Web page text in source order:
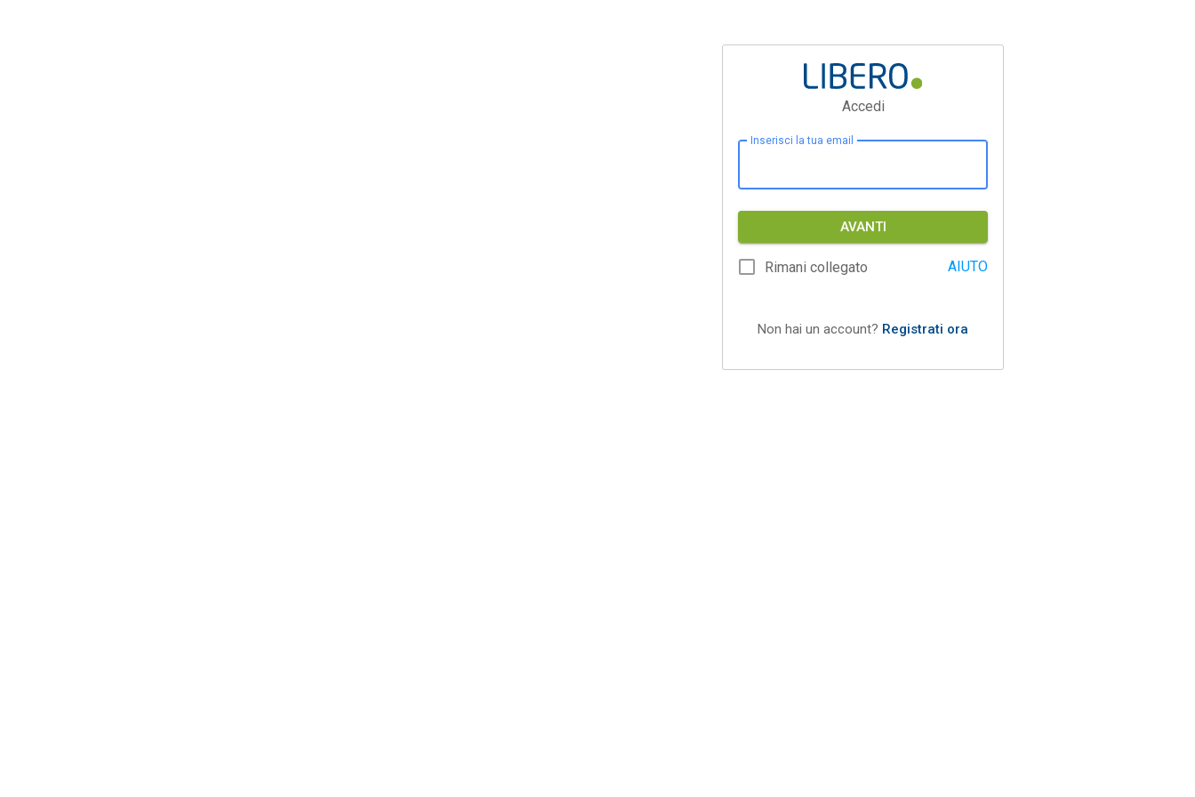
Accedi
Inserisci la tua email
AVANTI
Rimani collegato AIUTO
Non hai un account? Registrati ora